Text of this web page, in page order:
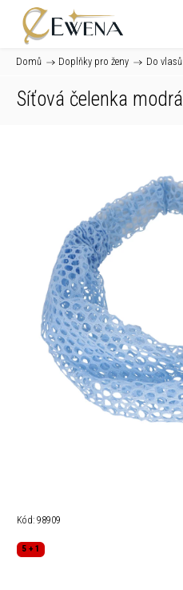
Domů / Doplňky pro ženy / Do vlasů
Síťová čelenka modrá
Kód: 98909
5 + 1